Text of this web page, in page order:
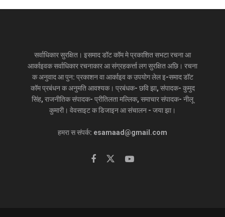
सर्वाधिकार सुरक्षित। इसमाद डॉट कॉम मे प्रकाशित सभटा रचना आ
आर्काइवक सर्वाधिकार रचनाकार आ संग्रहकर्त्ता लग सुरक्षित अछि। रचना
क अनुवाद आ पुन: प्रकाशन वा आर्काइव क उपयोग लेल इ-समाद डॉट
कॉम प्रबंधन क अनुमति आवश्यक। प्रबंधक- छवि झा, संपादक- कुमुद
सिंह, राजनीतिक संपादक- प्रीतिलता मल्लिक, समाचार संपादक- नीलू
कुमारी। वेवसाइट क डिजाइन आ संचालन - जया झा।
हमरा स संपर्क: esamaad@gmail.com